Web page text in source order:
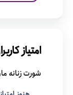
امتیاز
شورت زنانه